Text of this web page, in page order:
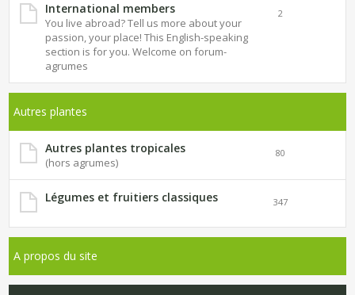
International members
You live abroad? Tell us more about your
passion, your place! This English-speaking
section is for you. Welcome on forum-
agrumes
2
Autres plantes
Autres plantes tropicales
(hors agrumes)
80
Légumes et fruitiers classiques 347
A propos du site